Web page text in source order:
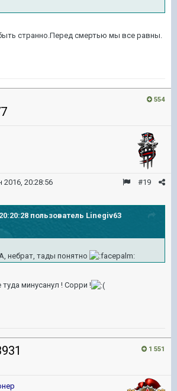
странно.Перед смертью мы все равны.
554
#19
2016, 20:28:56
пользователь Linegiv63
небрат, тады понятно
минусанул ! Сорри !
1 551